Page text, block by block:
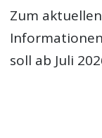
Zum
soll ab Juli